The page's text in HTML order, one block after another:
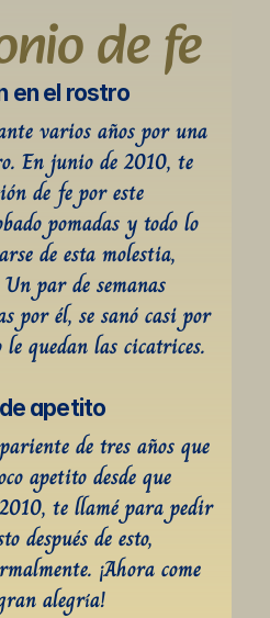
de fe
en el rostro
varios años por una
En junio de 2010, te
de fe por este
pomadas y todo lo
de esta molestia,
par de semanas
por él, se sanó casi por
quedan las cicatrices.
apetito
de tres años que
apetito desde que
te llamé para pedir
después de esto,
¡Ahora come
alegría!